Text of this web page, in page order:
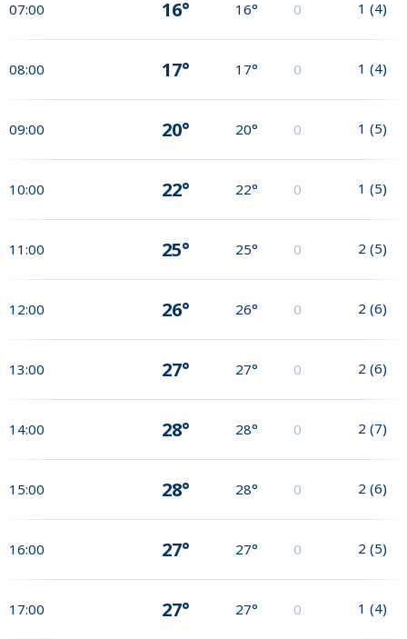
07:00 16° 16° 0 1 (4)
08:00 17° 17° 0 1 (4)
09:00 20° 20° 0 1 (5)
10:00 22° 22° 0 1 (5)
11:00 25° 25° 0 2 (5)
12:00 26° 26° 0 2 (6)
13:00 27° 27° 0 2 (6)
14:00 28° 28° 0 2 (7)
15:00 28° 28° 0 2 (6)
16:00 27° 27° 0 2 (5)
17:00 27° 27° 0 1 (4)